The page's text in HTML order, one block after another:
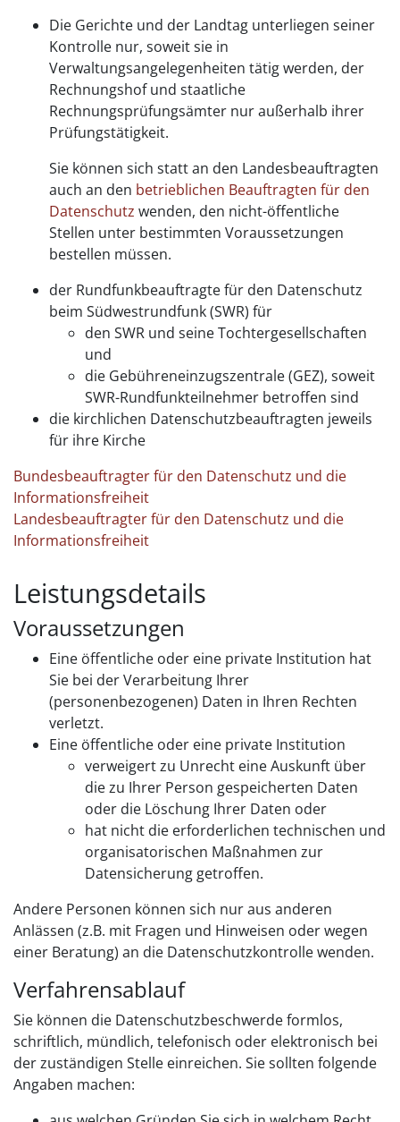
Die Gerichte und der Landtag unterliegen seiner
Kontrolle nur, soweit sie in
Verwaltungsangelegenheiten tätig werden, der
Rechnungshof und staatliche
Rechnungsprüfungsämter nur außerhalb ihrer
Prüfungstätigkeit.
Sie können sich statt an den Landesbeauftragten
auch an den betrieblichen Beauftragten für den
Datenschutz wenden, den nicht-öffentliche
Stellen unter bestimmten Voraussetzungen
bestellen müssen.
der Rundfunkbeauftragte für den Datenschutz
beim Südwestrundfunk (SWR) für
den SWR und seine Tochtergesellschaften
und
die Gebühreneinzugszentrale (GEZ), soweit
SWR-Rundfunkteilnehmer betroffen sind
die kirchlichen Datenschutzbeauftragten jeweils
für ihre Kirche
Bundesbeauftragter für den Datenschutz und die
Informationsfreiheit
Landesbeauftragter für den Datenschutz und die
Informationsfreiheit
Leistungsdetails
Voraussetzungen
Eine öffentliche oder eine private Institution hat
Sie bei der Verarbeitung Ihrer
(personenbezogenen) Daten in Ihren Rechten
verletzt.
Eine öffentliche oder eine private Institution
verweigert zu Unrecht eine Auskunft über
die zu Ihrer Person gespeicherten Daten
oder die Löschung Ihrer Daten oder
hat nicht die erforderlichen technischen und
organisatorischen Maßnahmen zur
Datensicherung getroffen.
Andere Personen können sich nur aus anderen
Anlässen (z.B. mit Fragen und Hinweisen oder wegen
einer Beratung) an die Datenschutzkontrolle wenden.
Verfahrensablauf
Sie können die Datenschutzbeschwerde formlos,
schriftlich, mündlich, telefonisch oder elektronisch bei
der zuständigen Stelle einreichen. Sie sollten folgende
Angaben machen: